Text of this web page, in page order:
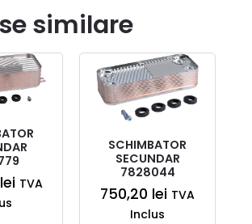
similare
lei TVA
SCHIMBATOR
SECUNDAR
7828044
750,20 lei TVA
Inclus